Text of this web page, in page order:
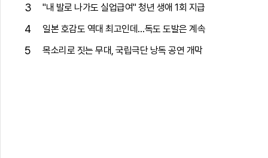
3 "내 발로 나가도 실업급여" 청년 생애 1회 지급
4 일본 호감도 역대 최고인데…독도 도발은 계속
5 목소리로 짓는 무대, 국립극단 낭독 공연 개막